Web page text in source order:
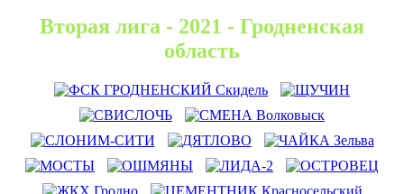
Вторая лига - 2021 - Гродненская
область